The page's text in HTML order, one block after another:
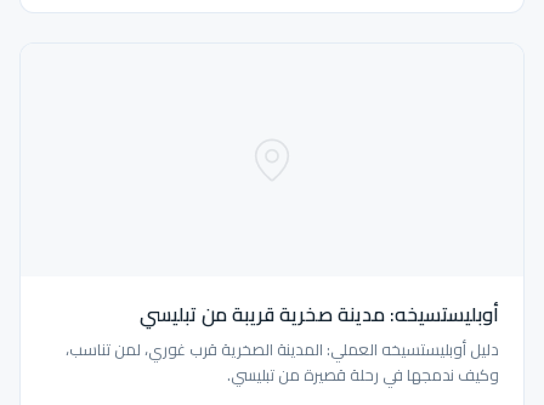
أوبليستسيخه: مدينة صخرية قريبة من تبليسي
دليل أوبليستسيخه العملي: المدينة الصخرية قرب غوري، لمن تناسب،
وكيف ندمجها في رحلة قصيرة من تبليسي.